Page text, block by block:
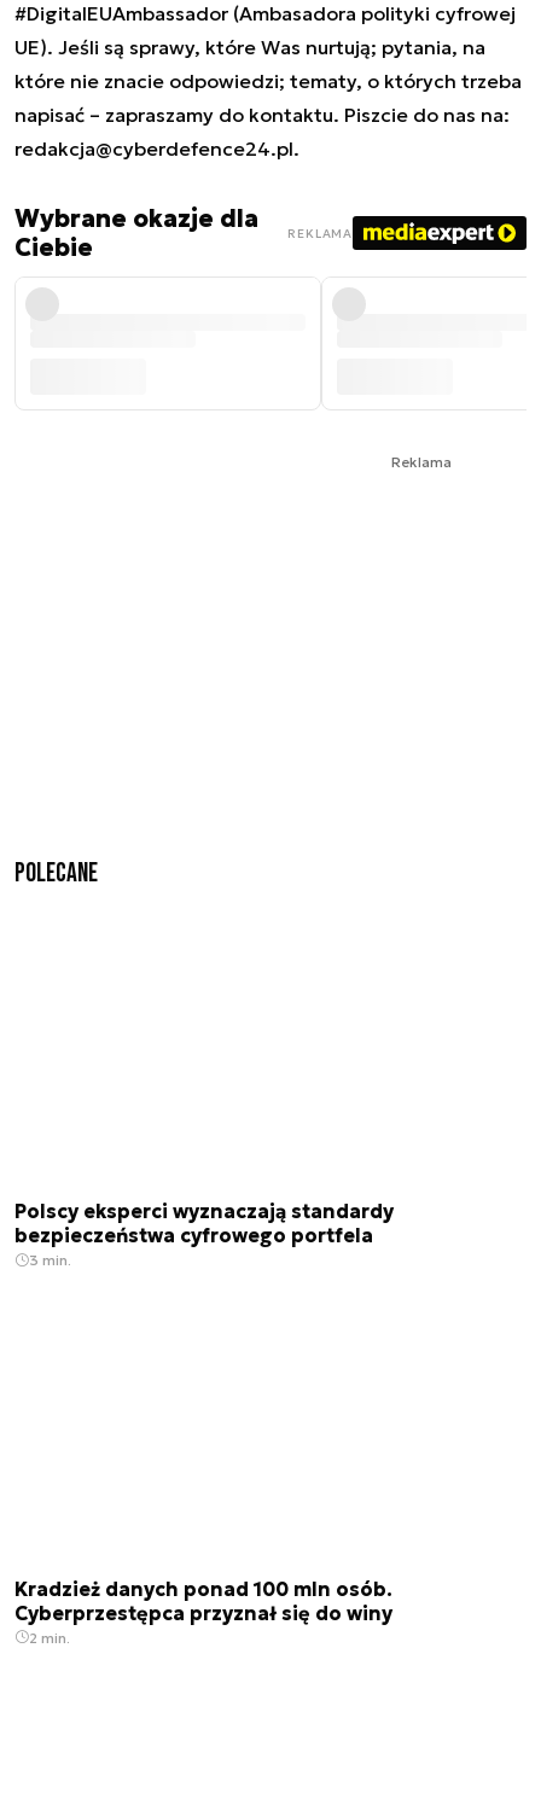
#DigitalEUAmbassador (Ambasadora polityki cyfrowej
UE). Jeśli są sprawy, które Was nurtują; pytania, na
które nie znacie odpowiedzi; tematy, o których trzeba
napisać – zapraszamy do kontaktu. Piszcie do nas na:
redakcja@cyberdefence24.pl.
Wybrane okazje dla
Ciebie
REKLAMA
Reklama
Polecane
Polscy eksperci wyznaczają standardy
bezpieczeństwa cyfrowego portfela
3 min.
Kradzież danych ponad 100 mln osób.
Cyberprzestępca przyznał się do winy
2 min.